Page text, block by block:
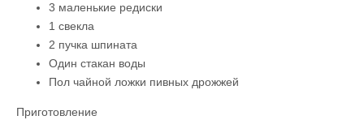
3 маленькие редиски
1 свекла
2 пучка шпината
Один стакан воды
Пол чайной ложки пивных дрожжей
Приготовление